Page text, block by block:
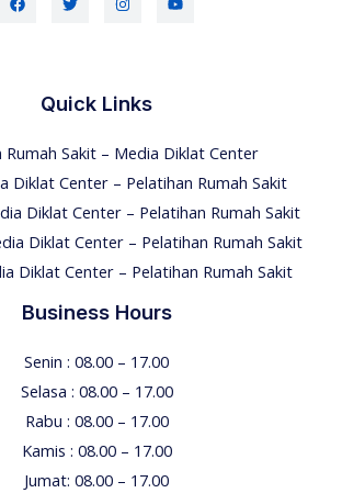
Quick Links
Rumah Sakit – Media Diklat Center
Diklat Center – Pelatihan Rumah Sakit
Diklat Center – Pelatihan Rumah Sakit
Diklat Center – Pelatihan Rumah Sakit
Diklat Center – Pelatihan Rumah Sakit
Business Hours
Senin : 08.00 – 17.00
Selasa : 08.00 – 17.00
Rabu : 08.00 – 17.00
Kamis : 08.00 – 17.00
Jumat: 08.00 – 17.00